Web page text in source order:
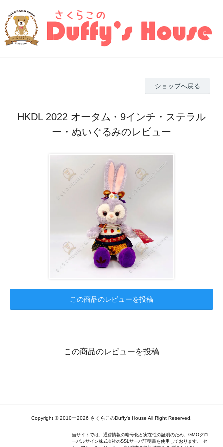
ショップへ戻る
HKDL 2022 オータム・9インチ・ステラル
ー・ぬいぐるみのレビュー
この商品のレビューを投稿
この商品のレビューを投稿
Copyright ©️ 2010ー2026 さくらこのDuffy's House All Right Reserved.
当サイトでは、通信情報の暗号化と実在性の証明のため、GMOグロ
ーバルサイン株式会社のSSLサーバ証明書を使用しております。 セ